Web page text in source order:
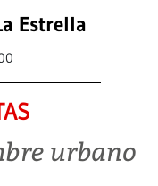
Estrella
urbano